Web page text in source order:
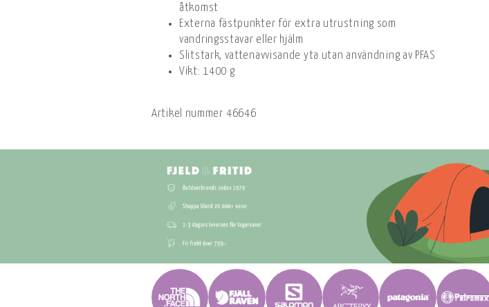
åtkomst
Externa fästpunkter för extra utrustning som
vandringsstavar eller hjälm
Slitstark, vattenavvisande yta utan användning av PFAS
Vikt: 1400 g
Artikel nummer 46646